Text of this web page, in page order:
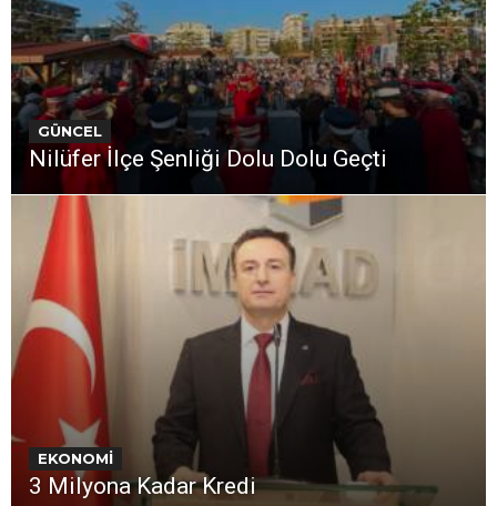
GÜNCEL
Nilüfer İlçe Şenliği Dolu Dolu Geçti
EKONOMİ
3 Milyona Kadar Kredi